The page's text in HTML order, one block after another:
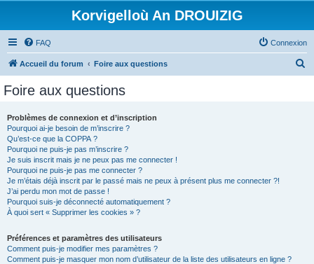
Korvigelloù An DROUIZIG
FAQ Connexion
Accueil du forum Foire aux questions
Foire aux questions
Problèmes de connexion et d’inscription
Pourquoi ai-je besoin de m’inscrire ?
Qu’est-ce que la COPPA ?
Pourquoi ne puis-je pas m’inscrire ?
Je suis inscrit mais je ne peux pas me connecter !
Pourquoi ne puis-je pas me connecter ?
Je m’étais déjà inscrit par le passé mais ne peux à présent plus me connecter ?!
J’ai perdu mon mot de passe !
Pourquoi suis-je déconnecté automatiquement ?
À quoi sert « Supprimer les cookies » ?
Préférences et paramètres des utilisateurs
Comment puis-je modifier mes paramètres ?
Comment puis-je masquer mon nom d’utilisateur de la liste des utilisateurs en ligne ?